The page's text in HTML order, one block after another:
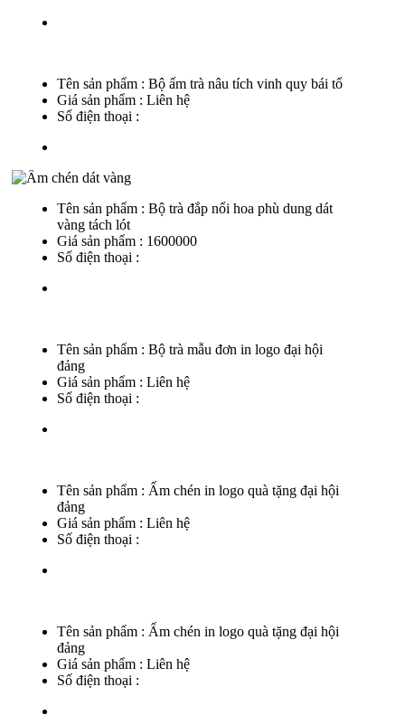
Tên sản phẩm : Bộ ấm trà nâu tích vinh quy bái tổ
Giá sản phẩm : Liên hệ
Số điện thoại :
Tên sản phẩm : Bộ trà đắp nổi hoa phù dung dát
vàng tách lót
Giá sản phẩm : 1600000
Số điện thoại :
Tên sản phẩm : Bộ trà mẫu đơn in logo đại hội
đảng
Giá sản phẩm : Liên hệ
Số điện thoại :
Tên sản phẩm : Ấm chén in logo quà tặng đại hội
đảng
Giá sản phẩm : Liên hệ
Số điện thoại :
Tên sản phẩm : Ấm chén in logo quà tặng đại hội
đảng
Giá sản phẩm : Liên hệ
Số điện thoại :